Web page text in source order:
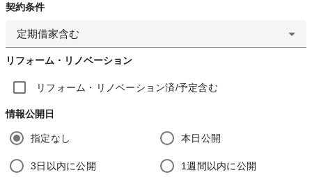
契約条件
定期借家含む
リフォーム・リノベーション
リフォーム・リノベーション済/予定含む
情報公開日
指定なし 本日公開
3日以内に公開 1週間以内に公開